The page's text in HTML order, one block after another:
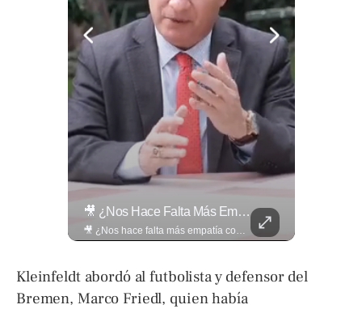
🎥 ¿Nos Hace Falta Más Empatía Como Sociedad?
🎥 ¿Nos hace falta más empatía como sociedad? El abogado Jaime Ramírez Ortega comparte una reflexión sobre la importancia de ser más empáticos con quienes atraviesan momentos difíciles y cómo pequeñas acciones pueden marcar una gran diferencia en la vida de otras personas. Lee más ➡️ eldiariodehoy.com
Kleinfeldt abordó al futbolista y defensor del
Bremen, Marco Friedl, quien había